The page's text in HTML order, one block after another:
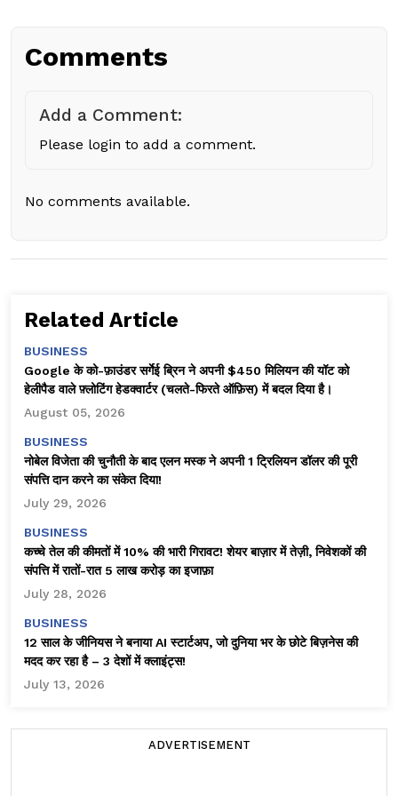
Comments
Add a Comment:
Please login to add a comment.
No comments available.
Related Article
BUSINESS
Google के को-फ़ाउंडर सर्गेई ब्रिन ने अपनी $450 मिलियन की यॉट को
हेलीपैड वाले फ़्लोटिंग हेडक्वार्टर (चलते-फिरते ऑफ़िस) में बदल दिया है।
August 05, 2026
BUSINESS
नोबेल विजेता की चुनौती के बाद एलन मस्क ने अपनी 1 ट्रिलियन डॉलर की पूरी
संपत्ति दान करने का संकेत दिया!
July 29, 2026
BUSINESS
कच्चे तेल की कीमतों में 10% की भारी गिरावट! शेयर बाज़ार में तेज़ी, निवेशकों की
संपत्ति में रातों-रात ₹5 लाख करोड़ का इजाफ़ा
July 28, 2026
BUSINESS
12 साल के जीनियस ने बनाया AI स्टार्टअप, जो दुनिया भर के छोटे बिज़नेस की
मदद कर रहा है – 3 देशों में क्लाइंट्स!
July 13, 2026
ADVERTISEMENT